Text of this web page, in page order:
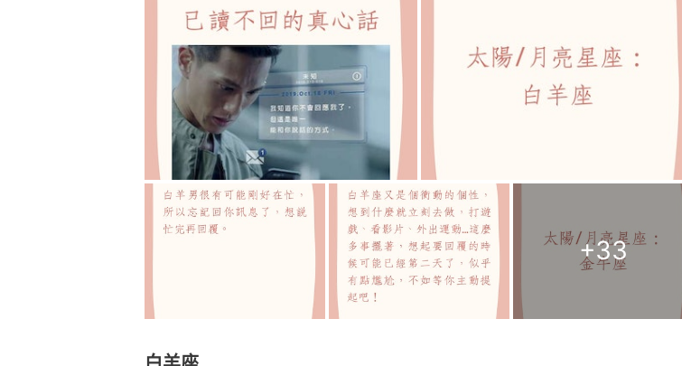
+33